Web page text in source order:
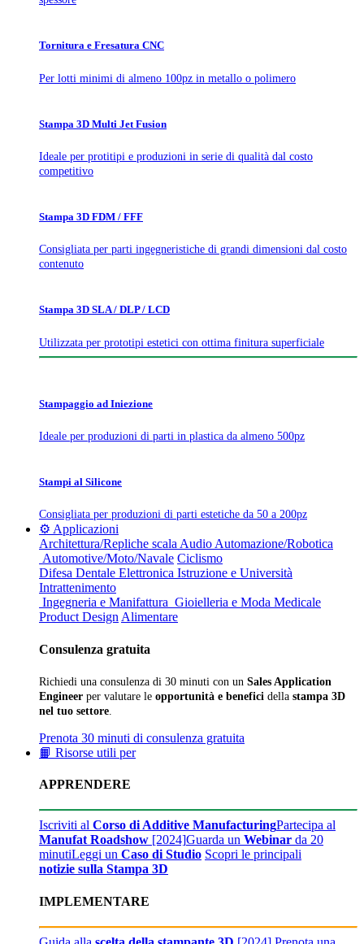
Tornitura e Fresatura CNC
Per lotti minimi di almeno 100pz in metallo o polimero
Stampa 3D Multi Jet Fusion
Ideale per protitipi e produzioni in serie di qualità dal costo
competitivo
Stampa 3D FDM / FFF
Consigliata per parti ingegneristiche di grandi dimensioni dal costo
contenuto
Stampa 3D SLA / DLP / LCD
Utilizzata per prototipi estetici con ottima finitura superficiale
Stampaggio ad Iniezione
Ideale per produzioni di parti in plastica da almeno 500pz
Stampi al Silicone
Consigliata per produzioni di parti estetiche da 50 a 200pz
⚙️ Applicazioni
Architettura/Repliche scala Audio Automazione/Robotica
Automotive/Moto/Navale Ciclismo
Difesa Dentale Elettronica Istruzione e Università
Intrattenimento
Ingegneria e Manifattura Gioielleria e Moda Medicale
Product Design Alimentare
Consulenza gratuita
Richiedi una consulenza di 30 minuti con un Sales Application
Engineer per valutare le opportunità e benefici della stampa 3D
nel tuo settore
Prenota 30 minuti di consulenza gratuita
📙 Risorse utili per
APPRENDERE
Iscriviti al Corso di Additive ManufacturingPartecipa al
Manufat Roadshow [2024]Guarda un Webinar da 20
minutiLeggi un Caso di Studio Scopri le principali
notizie sulla Stampa 3D
IMPLEMENTARE